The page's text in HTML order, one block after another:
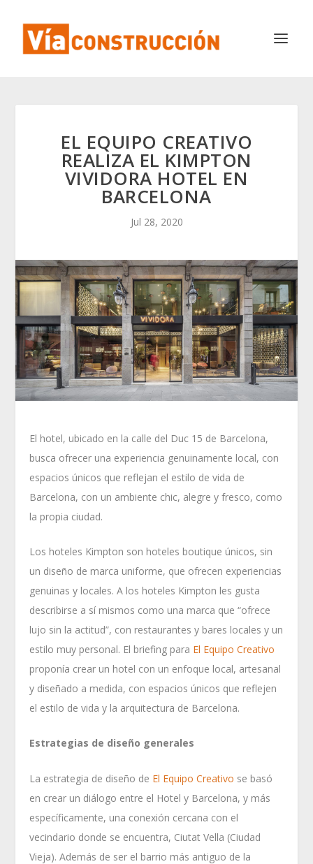
EL EQUIPO CREATIVO
REALIZA EL KIMPTON
VIVIDORA HOTEL EN
BARCELONA
Jul 28, 2020
El hotel, ubicado en la calle del Duc 15 de Barcelona,
busca ofrecer una experiencia genuinamente local, con
espacios únicos que reflejan el estilo de vida de
Barcelona, con un ambiente chic, alegre y fresco, como
la propia ciudad.
Los hoteles Kimpton son hoteles boutique únicos, sin
un diseño de marca uniforme, que ofrecen experiencias
genuinas y locales. A los hoteles Kimpton les gusta
describirse a sí mismos como una marca que “ofrece
lujo sin la actitud”, con restaurantes y bares locales y un
estilo muy personal. El briefing para El Equipo Creativo
proponía crear un hotel con un enfoque local, artesanal
y diseñado a medida, con espacios únicos que reflejen
el estilo de vida y la arquitectura de Barcelona.
Estrategias de diseño generales
La estrategia de diseño de El Equipo Creativo se basó
en crear un diálogo entre el Hotel y Barcelona, y más
específicamente, una conexión cercana con el
vecindario donde se encuentra, Ciutat Vella (Ciudad
Vieja). Además de ser el barrio más antiguo de la